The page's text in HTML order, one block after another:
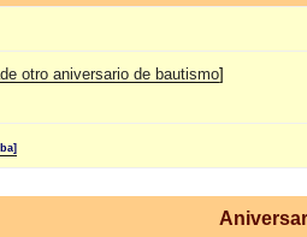
otro aniversario de bautismo]